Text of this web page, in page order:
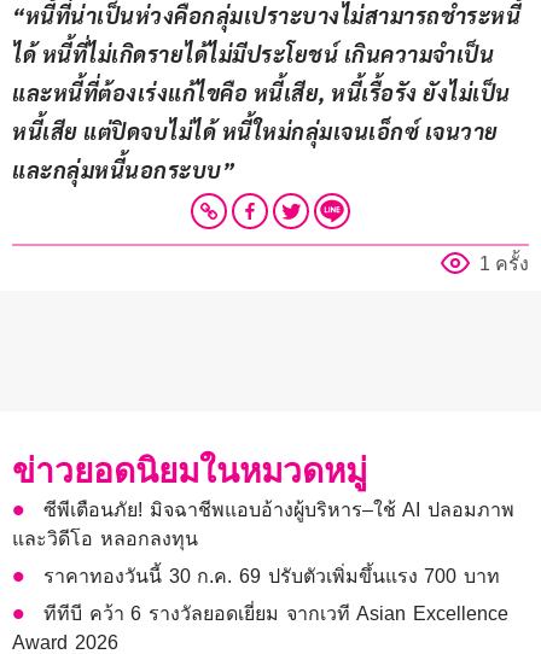
“หนี้ที่น่าเป็นห่วงคือกลุ่มเปราะบางไม่สามารถชำระหนี้
ได้ หนี้ที่ไม่เกิดรายได้ไม่มีประโยชน์ เกินความจำเป็น
และหนี้ที่ต้องเร่งแก้ไขคือ หนี้เสีย, หนี้เรื้อรัง ยังไม่เป็น
หนี้เสีย แต่ปิดจบไม่ได้ หนี้ใหม่กลุ่มเจนเอ็กซ์ เจนวาย
และกลุ่มหนี้นอกระบบ”
1 ครั้ง
ข่าวยอดนิยมในหมวดหมู่
ซีพีเตือนภัย! มิจฉาชีพแอบอ้างผู้บริหาร–ใช้ AI ปลอมภาพ
และวิดีโอ หลอกลงทุน
ราคาทองวันนี้ 30 ก.ค. 69 ปรับตัวเพิ่มขึ้นแรง 700 บาท
ทีทีบี คว้า 6 รางวัลยอดเยี่ยม จากเวที Asian Excellence
Award 2026